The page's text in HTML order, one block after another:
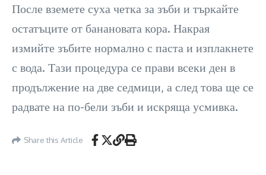
После вземете суха четка за зъби и търкайте
остатъците от банановата кора. Накрая
измийте зъбите нормално с паста и изплакнете
с вода. Тази процедура се прави всеки ден в
продължение на две седмици, а след това ще се
радвате на по-бели зъби и искряща усмивка.
Share this Article